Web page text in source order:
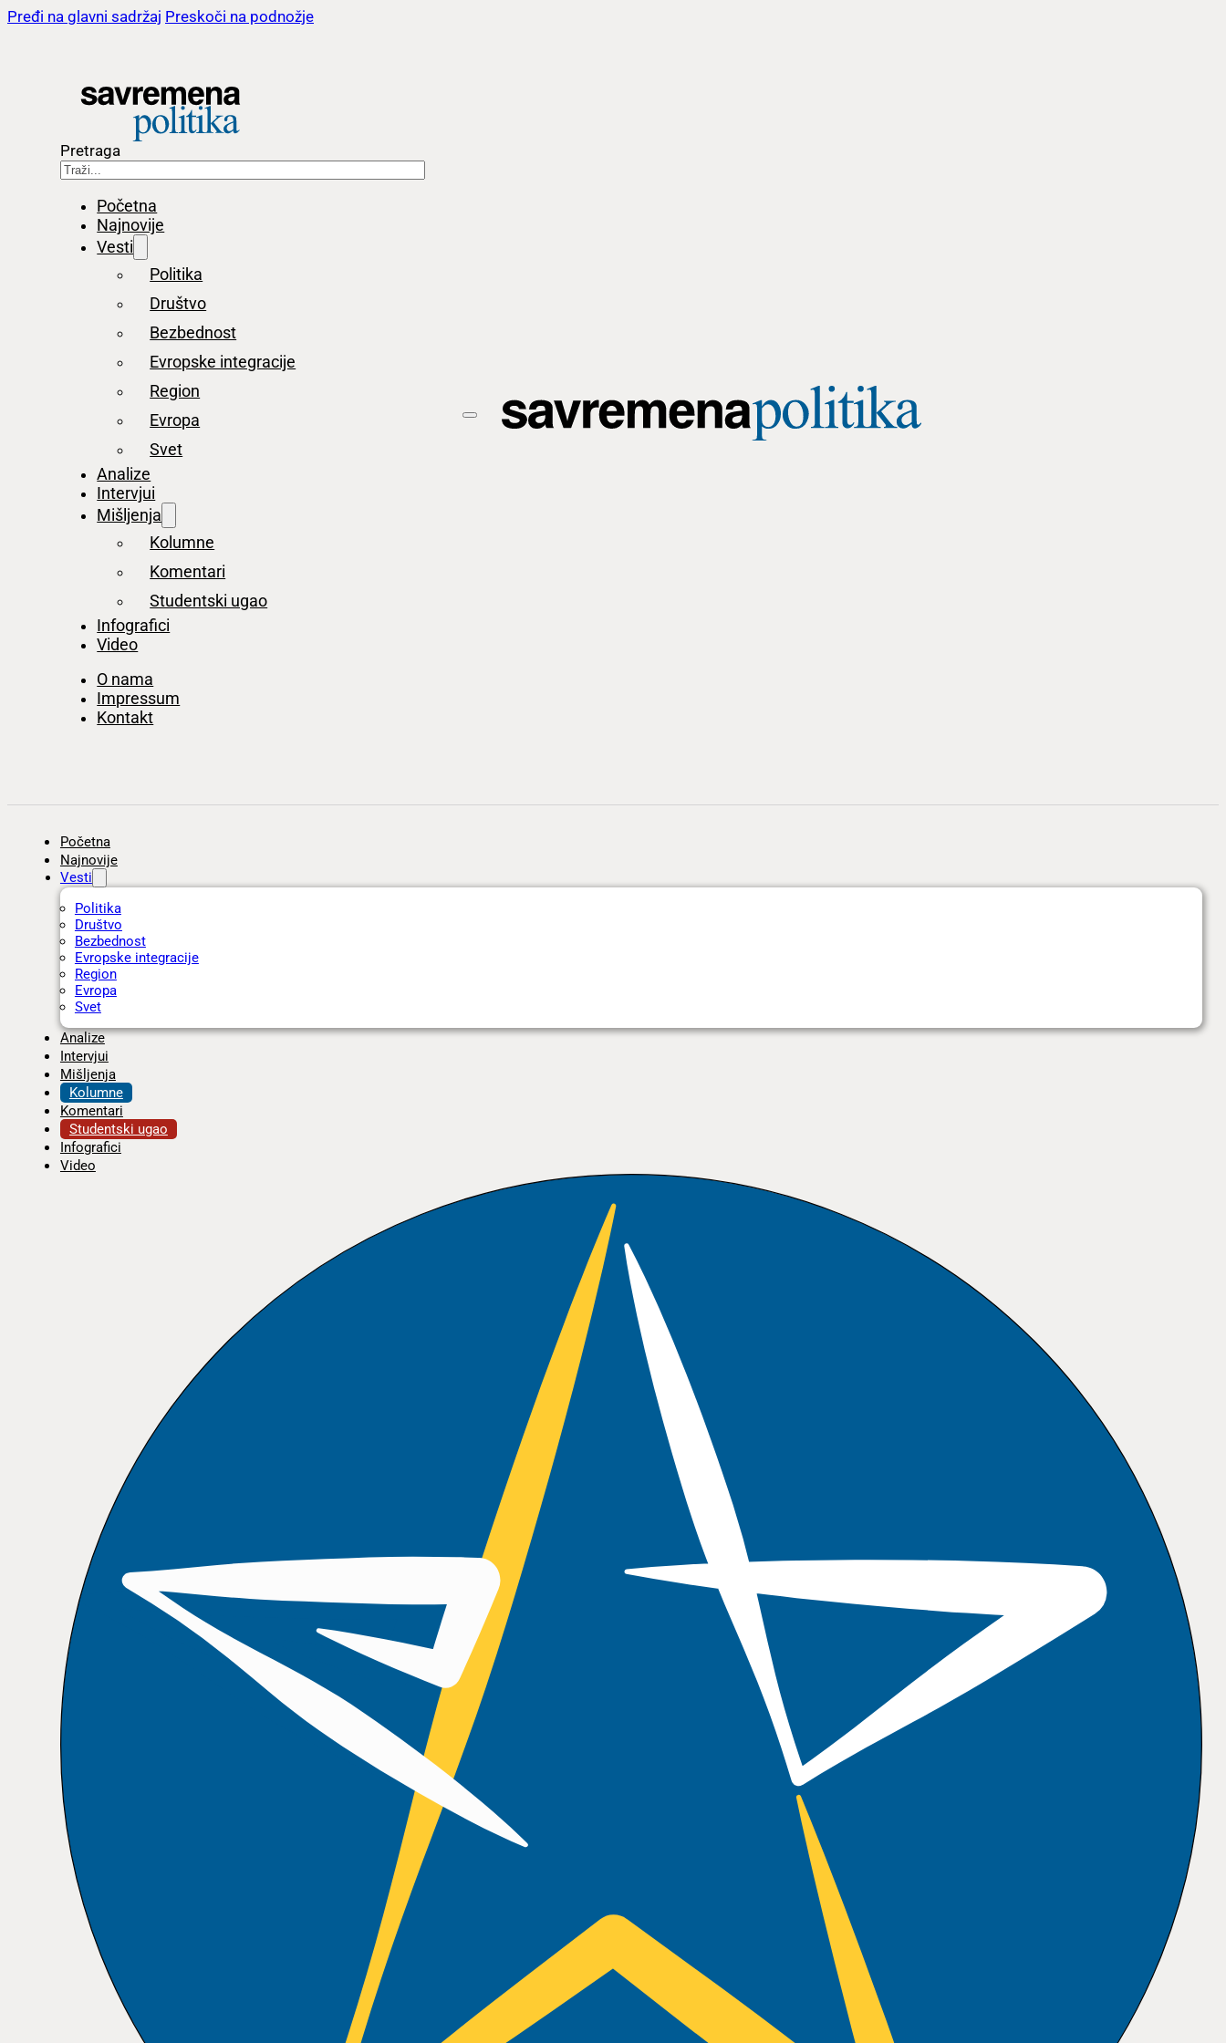
Pređi na glavni sadržaj Preskoči na podnožje
Pretraga
Početna
Najnovije
Vesti
Politika
Društvo
Bezbednost
Evropske integracije
Region
Evropa
Svet
Analize
Intervjui
Mišljenja
Kolumne
Komentari
Studentski ugao
Infografici
Video
O nama
Impressum
Kontakt
Početna
Najnovije
Vesti
Politika
Društvo
Bezbednost
Evropske integracije
Region
Evropa
Svet
Analize
Intervjui
Mišljenja
Kolumne
Komentari
Studentski ugao
Infografici
Video